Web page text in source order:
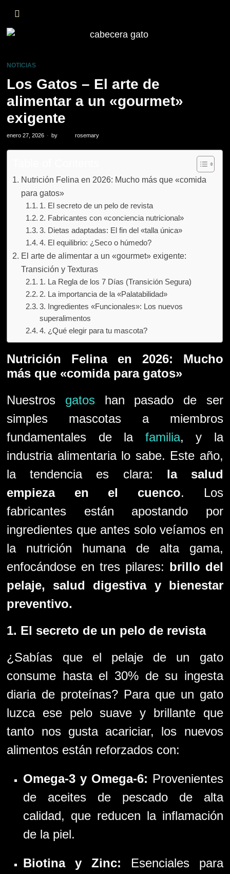
NOTICIAS
Los Gatos – El arte de
alimentar a un «gourmet»
exigente
enero 27, 2026 by rosemary
Nutrición Felina en 2026: Mucho más que «comida
para gatos»
1. El secreto de un pelo de revista
2. Fabricantes con «conciencia nutricional»
3. Dietas adaptadas: El fin del «talla única»
4. El equilibrio: ¿Seco o húmedo?
El arte de alimentar a un «gourmet» exigente:
Transición y Texturas
1. La Regla de los 7 Días (Transición Segura)
2. La importancia de la «Palatabilidad»
3. Ingredientes «Funcionales»: Los nuevos
superalimentos
4. ¿Qué elegir para tu mascota?
Nutrición Felina en 2026: Mucho
más que «comida para gatos»
Nuestros gatos han pasado de ser
simples mascotas a miembros
fundamentales de la familia, y la
industria alimentaria lo sabe. Este año,
la tendencia es clara: la salud
empieza en el cuenco. Los
fabricantes están apostando por
ingredientes que antes solo veíamos en
la nutrición humana de alta gama,
enfocándose en tres pilares: brillo del
pelaje, salud digestiva y bienestar
preventivo.
1. El secreto de un pelo de revista
¿Sabías que el pelaje de un gato
consume hasta el 30% de su ingesta
diaria de proteínas? Para que un gato
luzca ese pelo suave y brillante que
tanto nos gusta acariciar, los nuevos
alimentos están reforzados con:
Omega-3 y Omega-6: Provenientes
de aceites de pescado de alta
calidad, que reducen la inflamación
de la piel.
Biotina y Zinc: Esenciales para